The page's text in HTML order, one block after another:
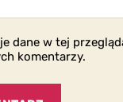
dane w tej
komentarzy.